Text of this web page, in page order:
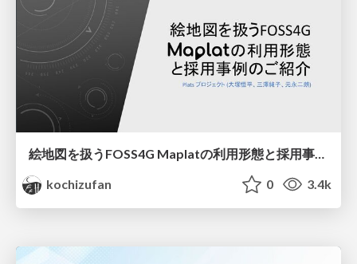
絵地図を扱うFOSS4G Maplatの利用形態と採用事例のご紹介/maplat_foss4g_2024
kochizufan
0 3.4k